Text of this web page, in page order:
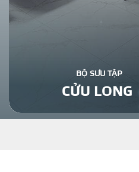
BỘ SƯU TẬP
CỬU LONG